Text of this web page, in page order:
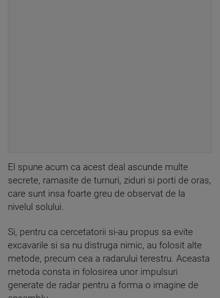
El spune acum ca acest deal ascunde multe
secrete, ramasite de turnuri, ziduri si porti de oras,
care sunt insa foarte greu de observat de la
nivelul solului.
Si, pentru ca cercetatorii si-au propus sa evite
excavarile si sa nu distruga nimic, au folosit alte
metode, precum cea a radarului terestru. Aceasta
metoda consta in folosirea unor impulsuri
generate de radar pentru a forma o imagine de